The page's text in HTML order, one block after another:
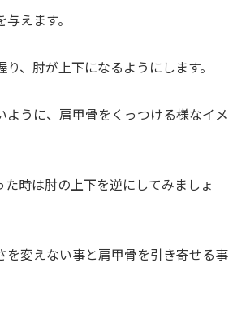
えます。
、肘が上下になるようにします。
ように、肩甲骨をくっつける様なイメ
時は肘の上下を逆にしてみましょ
を変えない事と肩甲骨を引き寄せる事